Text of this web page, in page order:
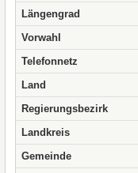
Längengrad
Vorwahl
Telefonnetz
Land
Regierungsbezirk
Landkreis
Gemeinde